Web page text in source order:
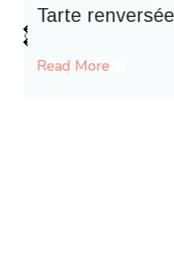
Gâteau
Gaufres
‹